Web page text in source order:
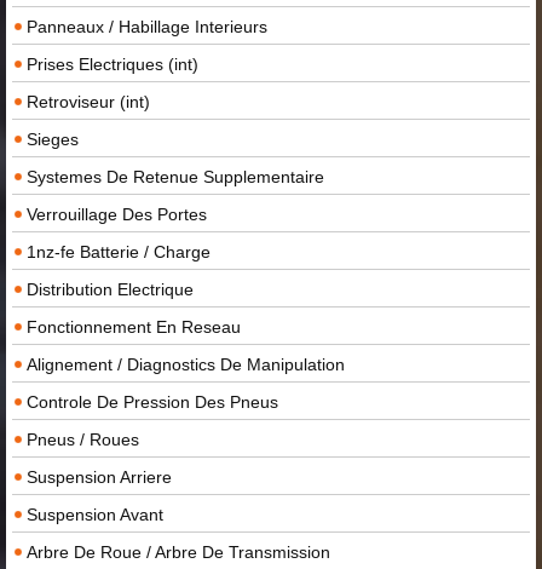
Panneaux / Habillage Interieurs
Prises Electriques (int)
Retroviseur (int)
Sieges
Systemes De Retenue Supplementaire
Verrouillage Des Portes
1nz-fe Batterie / Charge
Distribution Electrique
Fonctionnement En Reseau
Alignement / Diagnostics De Manipulation
Controle De Pression Des Pneus
Pneus / Roues
Suspension Arriere
Suspension Avant
Arbre De Roue / Arbre De Transmission